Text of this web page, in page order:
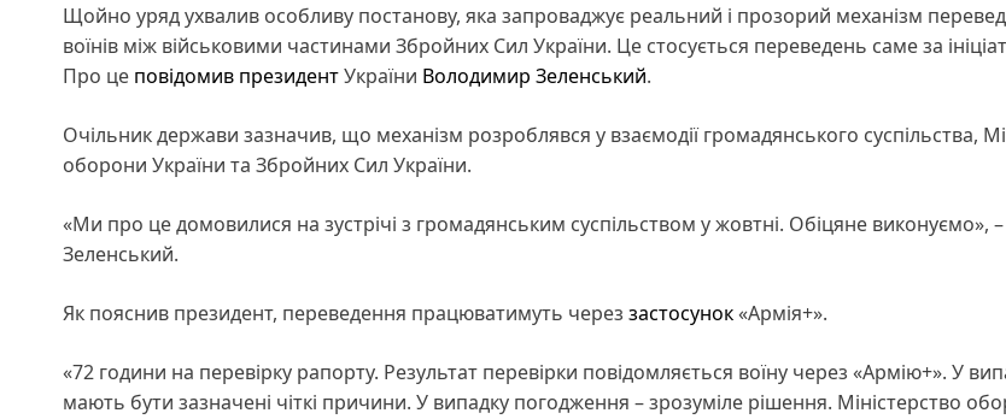
Щойно уряд ухвалив особливу постанову, яка запроваджує реальний і прозорий механізм
воїнів між військовими частинами Збройних Сил України. Це стосується переведень саме за
Про це повідомив президентУкраїни Володимир Зеленський.
Очільник держави зазначив, що механізм розроблявся у взаємодії громадянського суспільства,
оборони України та Збройних Сил України.
«Ми про це домовилися на зустрічі з громадянським суспільством у жовтні. Обіцяне виконуємо»,
Зеленський.
Як пояснив президент, переведення працюватимуть через застосунок«Армія+».
«72 години на перевірку рапорту. Результат перевірки повідомляється воїну через «Армію+». У
мають бути зазначені чіткі причини. У випадку погодження – зрозуміле рішення. Міністерство